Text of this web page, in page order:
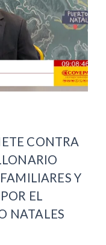
CONTRA
Y
EL
NATALES